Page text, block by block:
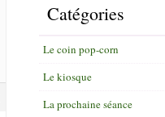
Catégories
Le coin pop-corn
Le kiosque
La prochaine séance